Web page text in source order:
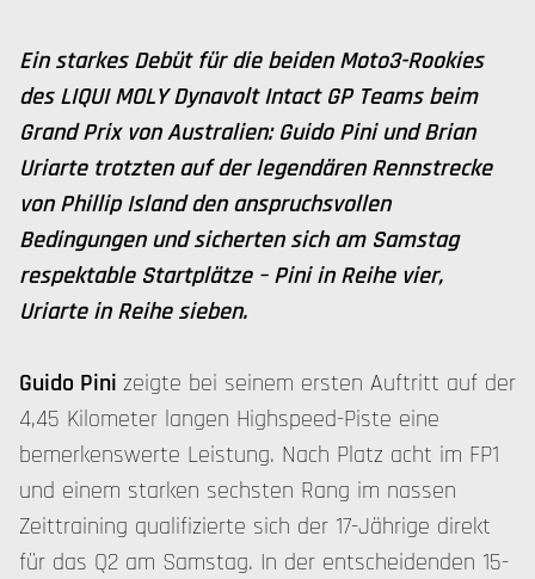
Ein starkes Debüt für die beiden Moto3-Rookies
des LIQUI MOLY Dynavolt Intact GP Teams beim
Grand Prix von Australien: Guido Pini und Brian
Uriarte trotzten auf der legendären Rennstrecke
von Phillip Island den anspruchsvollen
Bedingungen und sicherten sich am Samstag
respektable Startplätze – Pini in Reihe vier,
Uriarte in Reihe sieben.
Guido Pini zeigte bei seinem ersten Auftritt auf der
4,45 Kilometer langen Highspeed-Piste eine
bemerkenswerte Leistung. Nach Platz acht im FP1
und einem starken sechsten Rang im nassen
Zeittraining qualifizierte sich der 17-Jährige direkt
für das Q2 am Samstag. In der entscheidenden 15-